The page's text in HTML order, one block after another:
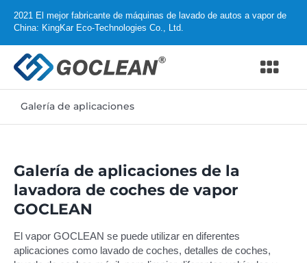
2021 El mejor fabricante de máquinas de lavado de autos a vapor de
China: KingKar Eco-Technologies Co., Ltd.
Hogar
¿Por qué GOCLEAN?
Galería de aplicaciones
Galería de aplicaciones de la
lavadora de coches de vapor
GOCLEAN
El vapor GOCLEAN se puede utilizar en diferentes
aplicaciones como lavado de coches, detalles de coches,